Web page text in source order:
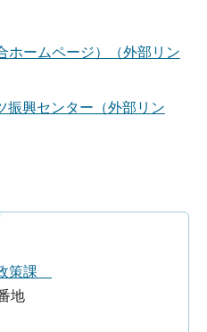
ホームページ）（外部リン
振興センター（外部リン
策課
地